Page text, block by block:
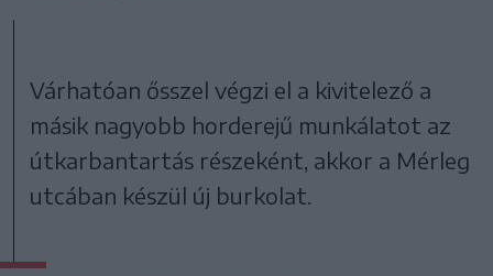
Várhatóan ősszel végzi el a kivitelező a
másik nagyobb horderejű munkálatot az
útkarbantartás részeként, akkor a Mérleg
utcában készül új burkolat.